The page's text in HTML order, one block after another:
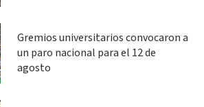
Gremios universitarios convocaron a
un paro nacional para el 12 de
agosto